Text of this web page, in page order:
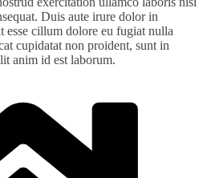
Duis aute irure dolor in
esse cillum dolore eu fugiat nulla
cupidatat non proident, sunt in
anim id est laborum.